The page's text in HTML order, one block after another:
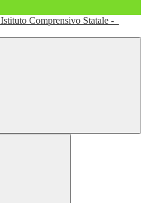
Istituto Comprensivo Statale -